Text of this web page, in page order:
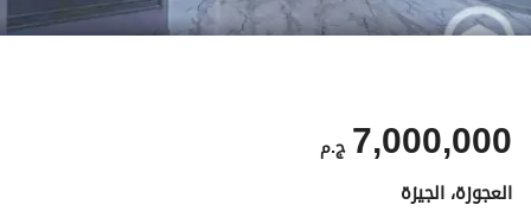
ج.م 7,000,000
العجوزة، الجيزة